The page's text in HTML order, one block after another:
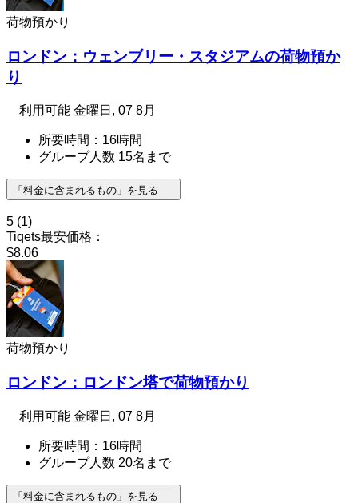
荷物預かり
ロンドン：ウェンブリー・スタジアムの荷物預か
り
利用可能 金曜日, 07 8月
所要時間：16時間
グループ人数 15名まで
「料金に含まれるもの」を見る
5 (1)
Tiqets最安価格：
$8.06
荷物預かり
ロンドン：ロンドン塔で荷物預かり
利用可能 金曜日, 07 8月
所要時間：16時間
グループ人数 20名まで
「料金に含まれるもの」を見る